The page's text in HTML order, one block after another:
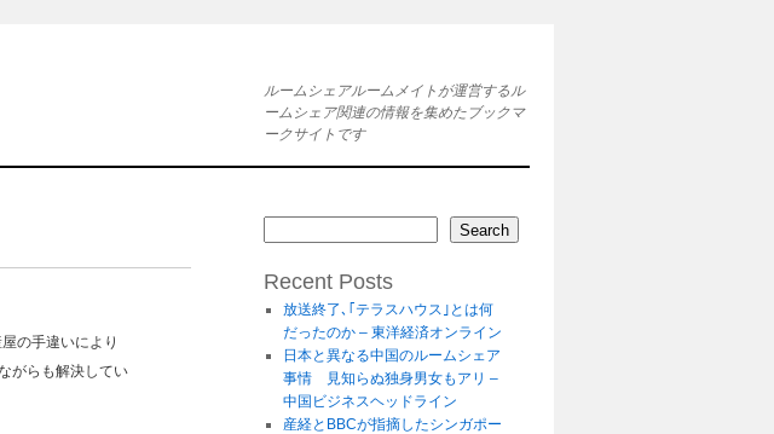
ルームシェアルームメイトが運営するル
ームシェア関連の情報を集めたブックマ
ークサイトです
の手違いにより
がらも解決してい
Search
Recent Posts
放送終了､｢テラスハウス｣とは何
だったのか – 東洋経済オンライン
日本と異なる中国のルームシェア
事情 見知らぬ独身男女もアリ –
中国ビジネスヘッドライン
産経とBBCが指摘したシンガポー